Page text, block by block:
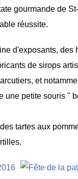
gourmande de
réussite.
d'exposants, des
de sirops
et
une petite souris "
tartes aux